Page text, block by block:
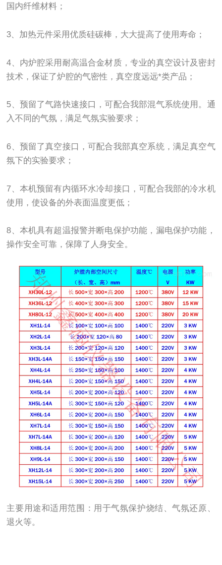
国内纤维材料；
3、加热元件采用优质硅碳棒，大大提高了使用寿命；
4、内炉腔采用耐高温合金材质，专业的真空设计及密封
技术，保证了炉腔的气密性，真空度远远*类产品；
5、预留了气路快速接口，可配合我部混气系统使用。通
入不同的气氛，满足气氛实验要求；
6、预留了真空接口，可配合我部真空系统，满足真空气
氛下的实验要求；
7、本机预留有内循环水冷却接口，可配合我部的冷水机
使用，使设备的外表面温度更低；
8、本机具有超温报警并断电保护功能，漏电保护功能，
操作安全可靠，保障了人身安全。
主要用途和适用范围：用于气氛保护烧结、气氛还原、
退火等。